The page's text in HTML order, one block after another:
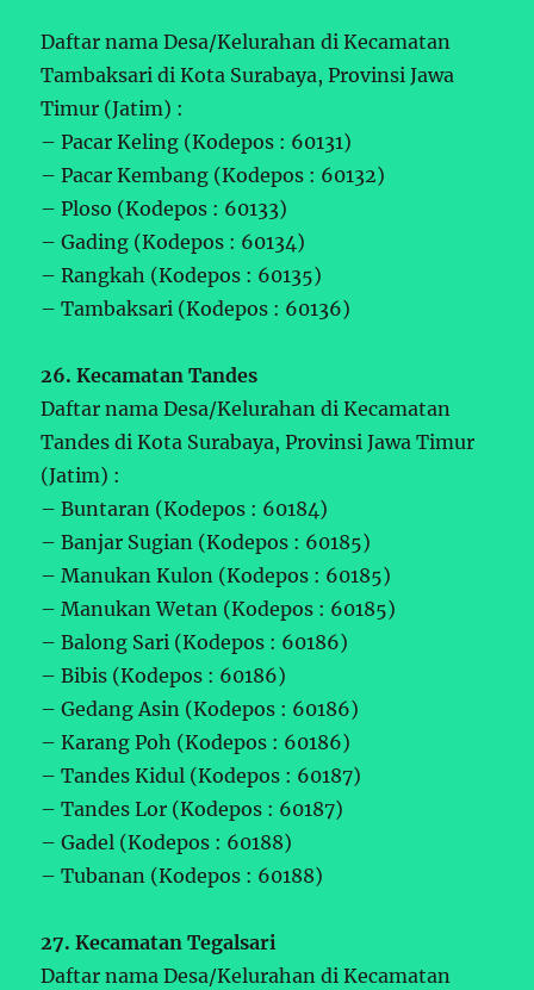
Daftar nama Desa/Kelurahan di Kecamatan
Tambaksari di Kota Surabaya, Provinsi Jawa
Timur (Jatim) :
– Pacar Keling (Kodepos : 60131)
– Pacar Kembang (Kodepos : 60132)
– Ploso (Kodepos : 60133)
– Gading (Kodepos : 60134)
– Rangkah (Kodepos : 60135)
– Tambaksari (Kodepos : 60136)
26. Kecamatan Tandes
Daftar nama Desa/Kelurahan di Kecamatan
Tandes di Kota Surabaya, Provinsi Jawa Timur
(Jatim) :
– Buntaran (Kodepos : 60184)
– Banjar Sugian (Kodepos : 60185)
– Manukan Kulon (Kodepos : 60185)
– Manukan Wetan (Kodepos : 60185)
– Balong Sari (Kodepos : 60186)
– Bibis (Kodepos : 60186)
– Gedang Asin (Kodepos : 60186)
– Karang Poh (Kodepos : 60186)
– Tandes Kidul (Kodepos : 60187)
– Tandes Lor (Kodepos : 60187)
– Gadel (Kodepos : 60188)
– Tubanan (Kodepos : 60188)
27. Kecamatan Tegalsari
Daftar nama Desa/Kelurahan di Kecamatan